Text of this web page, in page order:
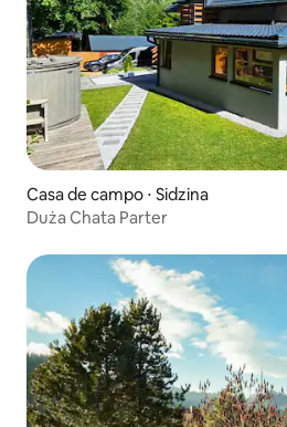
Casa de campo ⋅ Sidzina
Duża Chata Parter